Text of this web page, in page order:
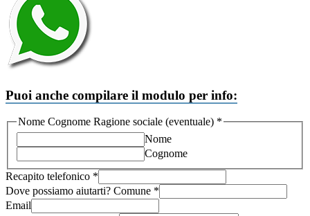
Puoi anche compilare il modulo per info:
Nome Cognome Ragione sociale (eventuale) *
Nome
Cognome
Recapito telefonico *
Dove possiamo aiutarti? Comune *
Email